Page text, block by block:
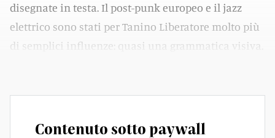
disegnate in testa. Il post-punk europeo e il jazz
elettrico sono stati per Tanino Liberatore molto più
di semplici influenze: quasi una grammatica visiva.
Contenuto sotto paywall